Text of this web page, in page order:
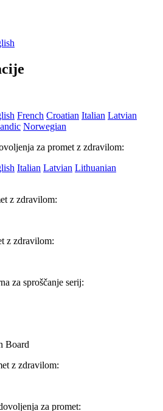
French Croatian Italian Latvian
Norwegian
za promet z zdravilom:
Italian Latvian Lithuanian
z zdravilom:
z zdravilom:
za sproščanje serij:
Board
z zdravilom:
za promet: